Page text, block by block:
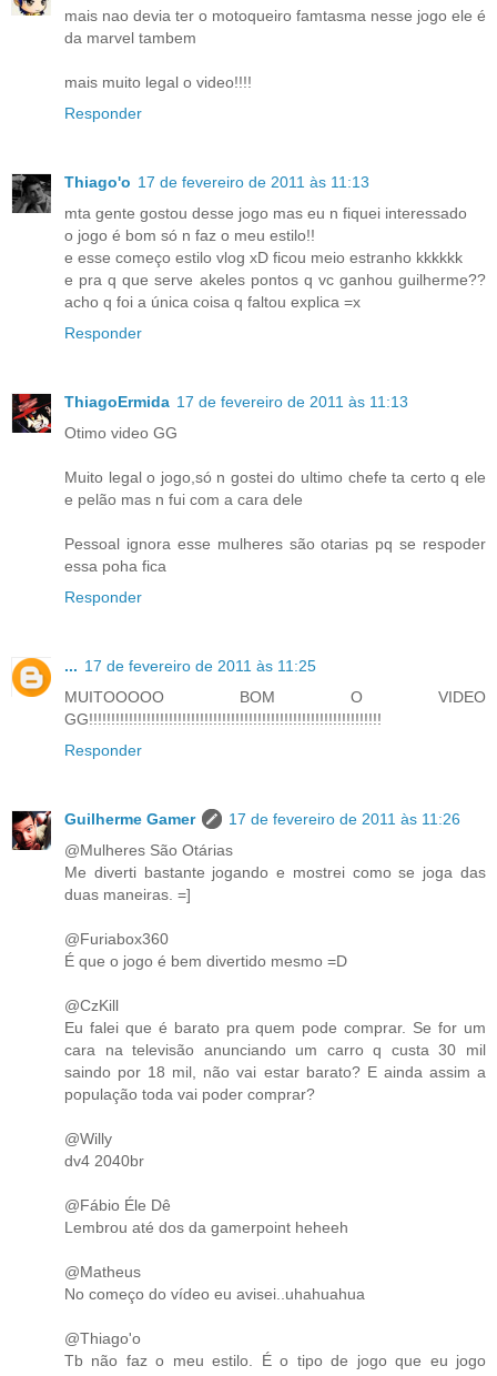
mais nao devia ter o motoqueiro famtasma nesse jogo ele é
da marvel tambem
mais muito legal o video!!!!
Responder
Thiago'o 17 de fevereiro de 2011 às 11:13
mta gente gostou desse jogo mas eu n fiquei interessado
o jogo é bom só n faz o meu estilo!!
e esse começo estilo vlog xD ficou meio estranho kkkkkk
e pra q que serve akeles pontos q vc ganhou guilherme??
acho q foi a única coisa q faltou explica =x
Responder
ThiagoErmida 17 de fevereiro de 2011 às 11:13
Otimo video GG
Muito legal o jogo,só n gostei do ultimo chefe ta certo q ele
e pelão mas n fui com a cara dele
Pessoal ignora esse mulheres são otarias pq se respoder
essa poha fica
Responder
... 17 de fevereiro de 2011 às 11:25
MUITOOOOO BOM O VIDEO
GG!!!!!!!!!!!!!!!!!!!!!!!!!!!!!!!!!!!!!!!!!!!!!!!!!!!!!!!!!!!!!!!!!!
Responder
Guilherme Gamer
17 de fevereiro de 2011 às 11:26
@Mulheres São Otárias
Me diverti bastante jogando e mostrei como se joga das
duas maneiras. =]
@Furiabox360
É que o jogo é bem divertido mesmo =D
@CzKill
Eu falei que é barato pra quem pode comprar. Se for um
cara na televisão anunciando um carro q custa 30 mil
saindo por 18 mil, não vai estar barato? E ainda assim a
população toda vai poder comprar?
@Willy
dv4 2040br
@Fábio Éle Dê
Lembrou até dos da gamerpoint heheeh
@Matheus
No começo do vídeo eu avisei..uhahuahua
@Thiago'o
Tb não faz o meu estilo. É o tipo de jogo que eu jogo